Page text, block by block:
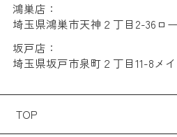
鴻巣店：
埼玉県鴻巣市天神２丁目2-36ロ
坂戸店：
埼玉県坂戸市泉町２丁目11-8メ
TOP